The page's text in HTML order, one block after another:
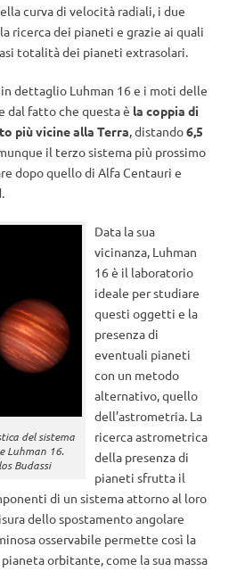
curva di velocità radiali, i due
ricerca dei pianeti e grazie ai quali
totalità dei pianeti extrasolari.
in dettaglio Luhman 16 e i moti delle
dal fatto che questa è la coppia di
più vicine alla Terra, distando6,5
il terzo sistema più prossimo
dopo quello di Alfa Centauri e
del sistema
Luhman 16.
Budassi
Data la sua
vicinanza, Luhman
16 è il laboratorio
ideale per studiare
questi oggetti e la
presenza di
eventuali pianeti
con un metodo
alternativo, quello
dell’astrometria. La
ricerca astrometrica
della presenza di
pianeti sfrutta il
di un sistema attorno al loro
dello spostamento angolare
osservabile permette così la
orbitante, come la sua massa